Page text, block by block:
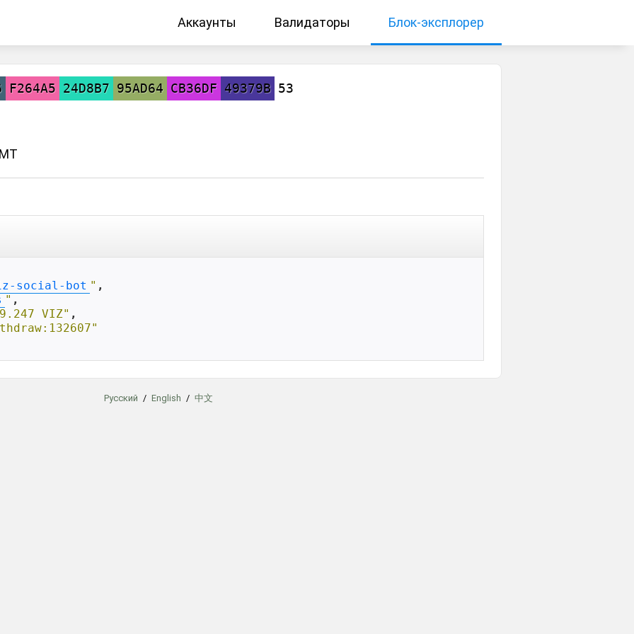
Аккаунты Валидаторы Блок-эксплорер
F264A5 24D8B7 95AD64 CB36DF 49379B 53
social-bot " ,
" ,
VIZ" ,
Русский / English / 中文